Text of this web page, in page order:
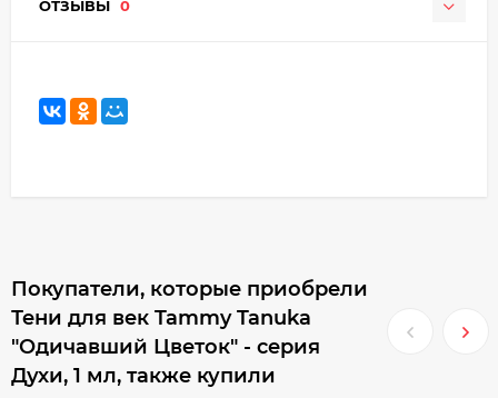
ОТЗЫВЫ 0
Покупатели, которые приобрели
Тени для век Tammy Tanuka
"Одичавший Цветок" - серия
Духи, 1 мл, также купили